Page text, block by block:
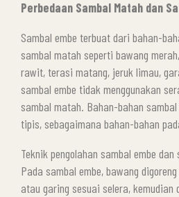
Perbedaan Sambal Matah dan
Sambal embe terbuat dari bahan-
sambal matah seperti bawang
rawit, terasi matang, jeruk limau,
sambal embe tidak menggunakan
sambal matah. Bahan-bahan
tipis, sebagaimana bahan-bahan
Teknik pengolahan sambal embe
Pada sambal embe, bawang
atau garing sesuai selera,